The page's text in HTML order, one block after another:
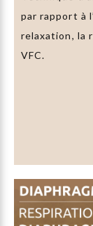
par rapport à
relaxation, la
VFC.